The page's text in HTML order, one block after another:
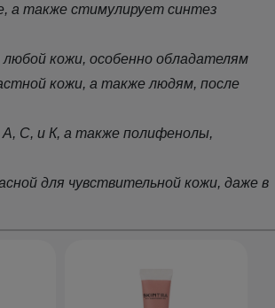
а также стимулирует синтез
кожи, особенно обладателям
кожи, а также людям, после
С, и К, а также полифенолы,
для чувствительной кожи, даже в